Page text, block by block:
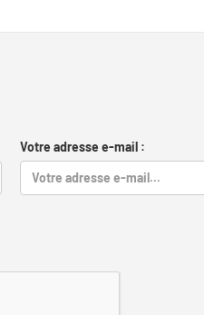
Votre adresse e-mail :